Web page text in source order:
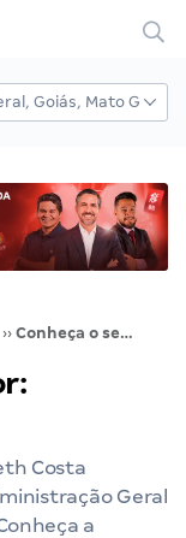
›› Conheça o seu professor: Margareth Costa!
Costa
Geral
a